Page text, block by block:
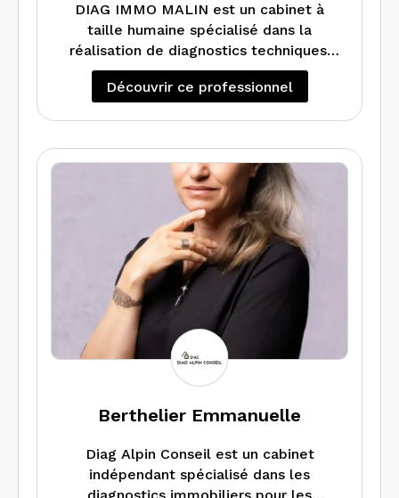
DIAG IMMO MALIN est un cabinet à
taille humaine spécialisé dans la
réalisation de diagnostics techniques.
Nous réalisons tous types de
diagnostics qu’ils soient avant vente,
Nous sommes attentifs aux enjeux
environnementaux et à l’écoute de nos
clients.
Découvrir ce professionnel
Berthelier Emmanuelle
Diag Alpin Conseil est un cabinet
indépendant spécialisé dans les